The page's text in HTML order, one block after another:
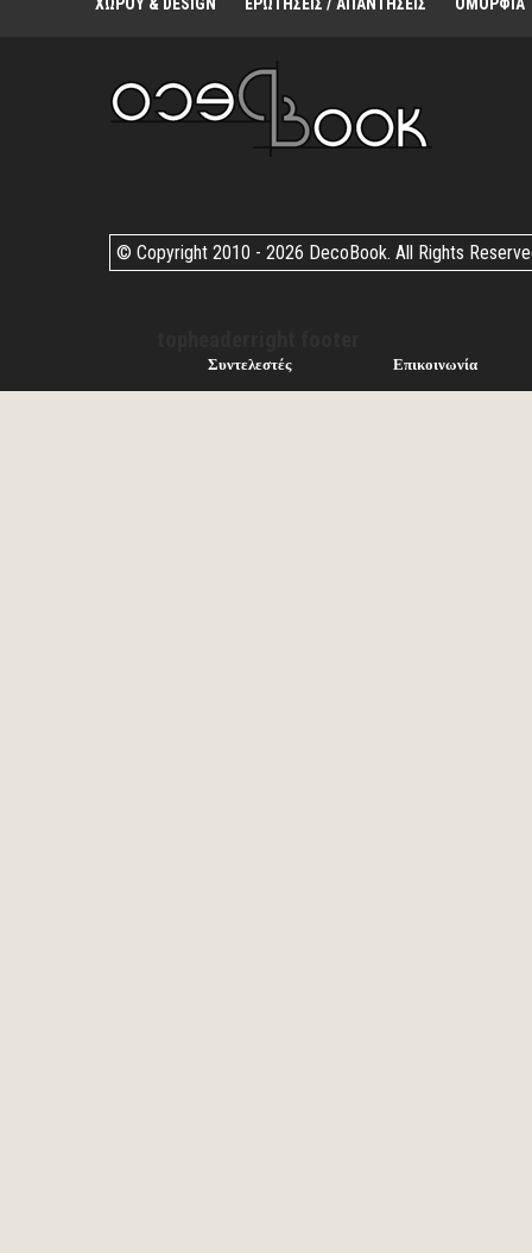
© Copyright 2010 - 2026 DecoBook. All Rights
Συντελεστές Επικοινωνία